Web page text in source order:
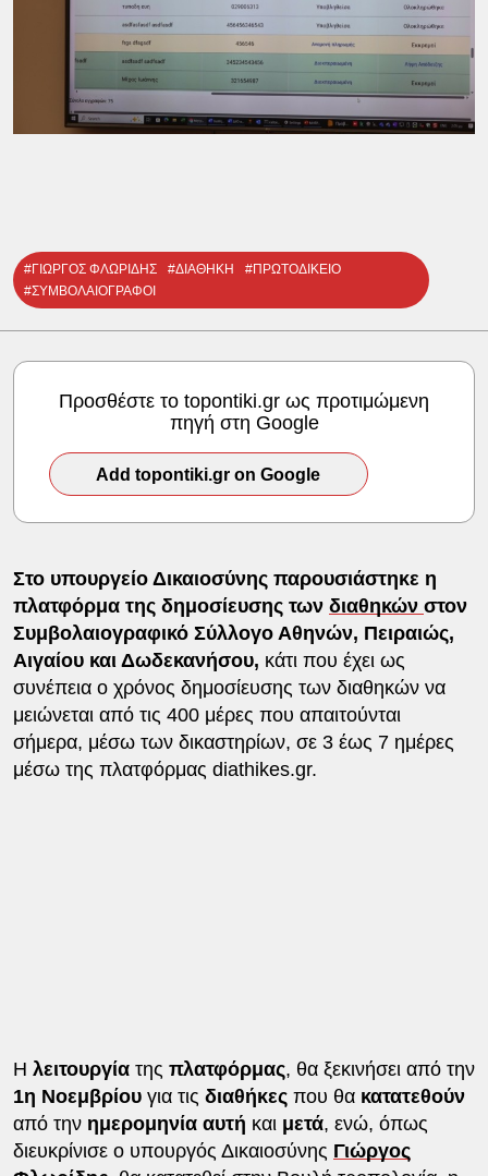
#ΓΙΩΡΓΟΣ ΦΛΩΡΙΔΗΣ #ΔΙΑΘΗΚΗ
#ΠΡΩΤΟΔΙΚΕΙΟ
#ΣΥΜΒΟΛΑΙΟΓΡΑΦΟΙ
Προσθέστε το topontiki.gr ως προτιμώμενη
πηγή στη Google
Add topontiki.gr on Google
Στο υπουργείο Δικαιοσύνης παρουσιάστηκε η
πλατφόρμα της δημοσίευσης των διαθηκών στον
Συμβολαιογραφικό Σύλλογο Αθηνών, Πειραιώς,
Αιγαίου και Δωδεκανήσου, κάτι που έχει ως
συνέπεια ο χρόνος δημοσίευσης των διαθηκών να
μειώνεται από τις 400 μέρες που απαιτούνται
σήμερα, μέσω των δικαστηρίων, σε 3 έως 7 ημέρες
μέσω της πλατφόρμας diathikes.gr.
Η λειτουργίατης πλατφόρμας, θα ξεκινήσει από την
1η Νοεμβρίουγια τις διαθήκεςπου θα κατατεθούν
από την ημερομηνία αυτή και μετά, ενώ, όπως
διευκρίνισε ο υπουργός Δικαιοσύνης Γιώργος